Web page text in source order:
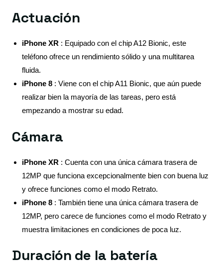
Actuación
iPhone XR : Equipado con el chip A12 Bionic, este
teléfono ofrece un rendimiento sólido y una multitarea
fluida.
iPhone 8 : Viene con el chip A11 Bionic, que aún puede
realizar bien la mayoría de las tareas, pero está
empezando a mostrar su edad.
Cámara
iPhone XR : Cuenta con una única cámara trasera de
12MP que funciona excepcionalmente bien con buena luz
y ofrece funciones como el modo Retrato.
iPhone 8 : También tiene una única cámara trasera de
12MP, pero carece de funciones como el modo Retrato y
muestra limitaciones en condiciones de poca luz.
Duración de la batería